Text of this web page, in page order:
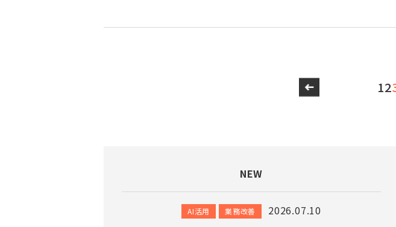
12
NEW
AI活用 業務改善
2026.07.10